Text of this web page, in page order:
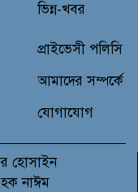
অভিযানে ৩
ভিন্ন-খবর
প্রাইভেসী পলিসি
আমাদের সম্পর্কে
যোগাযোগ
হোসাইন
নাঈম